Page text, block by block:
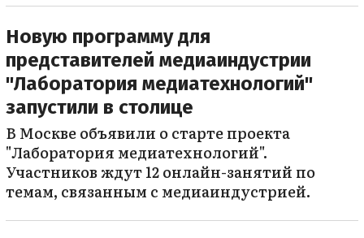
Новую программу для
представителей медиаиндустрии
"Лаборатория медиатехнологий"
запустили в столице
В Москве объявили о старте проекта
"Лаборатория медиатехнологий".
Участников ждут 12 онлайн-занятий по
темам, связанным с медиаиндустрией.